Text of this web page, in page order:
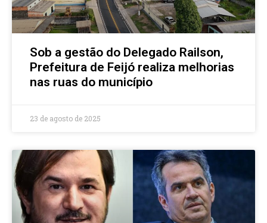
Sob a gestão do Delegado Railson,
Prefeitura de Feijó realiza melhorias
nas ruas do município
23 de agosto de 2025